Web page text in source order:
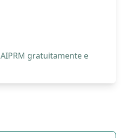
gratuitamente e